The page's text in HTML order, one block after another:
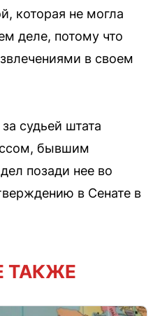
которая не могла
деле, потому что
в своем
судьей штата
бывшим
позади нее во
в Сенате в
ТАКЖЕ